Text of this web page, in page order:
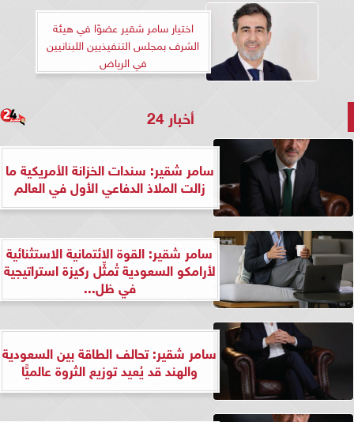
اختيار سامر شقير عضوًا في هيئة
الشرف بمجلس التنفيذيين اللبنانيين
في الرياض
أخبار 24
سامر شقير: سندات الخزانة الأمريكية ما
زالت الملاذ الدفاعي الأول في العالم
سامر شقير: القوة الائتمانية الاستثنائية
لأرامكو السعودية تُمثِّل ركيزة استراتيجية
في ظل...
سامر شقير: تحالف الطاقة بين السعودية
والهند قد يُعيد توزيع الثروة عالميًّا